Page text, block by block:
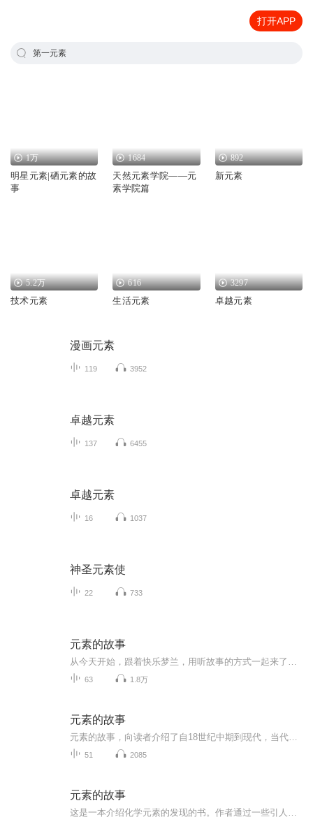
打开APP
第一元素
1万
明星元素|硒元素的故
事
1684
天然元素学院——元
素学院篇
892
新元素
5.2万
技术元素
616
生活元素
3297
卓越元素
漫画元素
119 3952
卓越元素
137 6455
卓越元素
16 1037
神圣元素使
22 733
元素的故事
63 1.8万
元素的故事
51 2085
元素的故事